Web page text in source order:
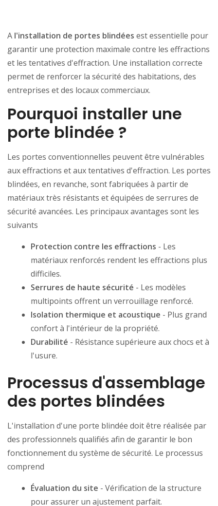
A l'installation de portes blindées est essentielle pour
garantir une protection maximale contre les effractions
et les tentatives d'effraction. Une installation correcte
permet de renforcer la sécurité des habitations, des
entreprises et des locaux commerciaux.
Pourquoi installer une
porte blindée ?
Les portes conventionnelles peuvent être vulnérables
aux effractions et aux tentatives d'effraction. Les portes
blindées, en revanche, sont fabriquées à partir de
matériaux très résistants et équipées de serrures de
sécurité avancées. Les principaux avantages sont les
suivants
Protection contre les effractions - Les
matériaux renforcés rendent les effractions plus
difficiles.
Serrures de haute sécurité - Les modèles
multipoints offrent un verrouillage renforcé.
Isolation thermique et acoustique - Plus grand
confort à l'intérieur de la propriété.
Durabilité - Résistance supérieure aux chocs et à
l'usure.
Processus d'assemblage
des portes blindées
L'installation d'une porte blindée doit être réalisée par
des professionnels qualifiés afin de garantir le bon
fonctionnement du système de sécurité. Le processus
comprend
Évaluation du site - Vérification de la structure
pour assurer un ajustement parfait.